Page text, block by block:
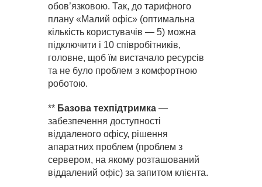
обов’язковою. Так, до тарифного
плану «Малий офіс» (оптимальна
кількість користувачів — 5) можна
підключити і 10 співробітників,
головне, щоб їм вистачало ресурсів
та не було проблем з комфортною
роботою.
** Базова техпідтримка—
забезпечення доступності
віддаленого офісу, рішення
апаратних проблем (проблем з
сервером, на якому розташований
віддалений офіс) за запитом клієнта.